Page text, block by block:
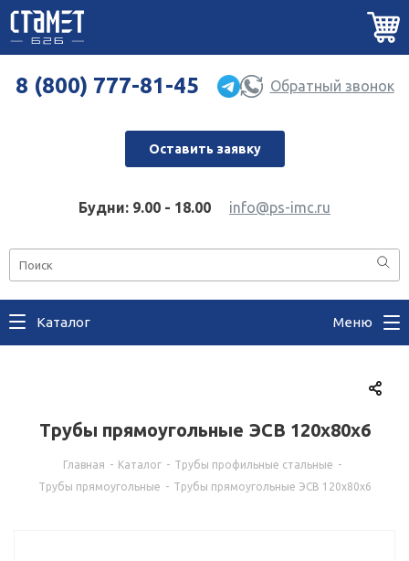
8 (800) 777-81-45 Обратный звонок
Оставить заявку
Будни: 9.00 - 18.00 info@ps-imc.ru
Каталог Меню
Трубы прямоугольные ЭСВ 120х80х6
Главная - Каталог - Трубы профильные стальные -
Трубы прямоугольные - Трубы прямоугольные ЭСВ 120х80х6